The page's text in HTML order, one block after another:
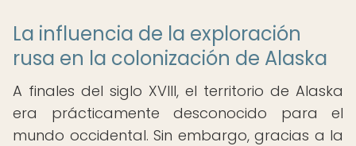
La influencia de la exploración
rusa en la colonización de Alaska
A finales del siglo XVIII, el territorio de Alaska
era prácticamente desconocido para el
mundo occidental. Sin embargo, gracias a la